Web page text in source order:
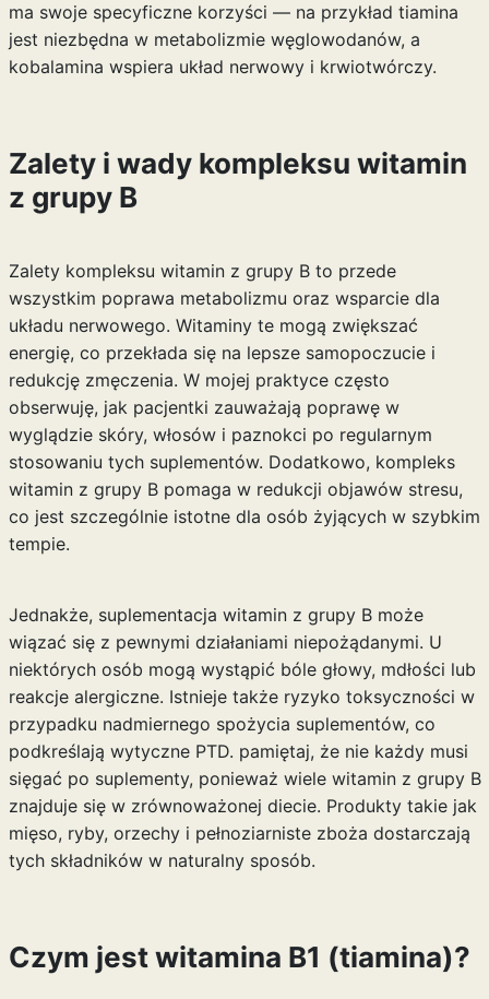
ma swoje specyficzne korzyści — na przykład tiamina
jest niezbędna w metabolizmie węglowodanów, a
kobalamina wspiera układ nerwowy i krwiotwórczy.
Zalety i wady kompleksu witamin
z grupy B
Zalety kompleksu witamin z grupy B to przede
wszystkim poprawa metabolizmu oraz wsparcie dla
układu nerwowego. Witaminy te mogą zwiększać
energię, co przekłada się na lepsze samopoczucie i
redukcję zmęczenia. W mojej praktyce często
obserwuję, jak pacjentki zauważają poprawę w
wyglądzie skóry, włosów i paznokci po regularnym
stosowaniu tych suplementów. Dodatkowo, kompleks
witamin z grupy B pomaga w redukcji objawów stresu,
co jest szczególnie istotne dla osób żyjących w szybkim
tempie.
Jednakże, suplementacja witamin z grupy B może
wiązać się z pewnymi działaniami niepożądanymi. U
niektórych osób mogą wystąpić bóle głowy, mdłości lub
reakcje alergiczne. Istnieje także ryzyko toksyczności w
przypadku nadmiernego spożycia suplementów, co
podkreślają wytyczne PTD. pamiętaj, że nie każdy musi
sięgać po suplementy, ponieważ wiele witamin z grupy B
znajduje się w zrównoważonej diecie. Produkty takie jak
mięso, ryby, orzechy i pełnoziarniste zboża dostarczają
tych składników w naturalny sposób.
Czym jest witamina B1 (tiamina)?